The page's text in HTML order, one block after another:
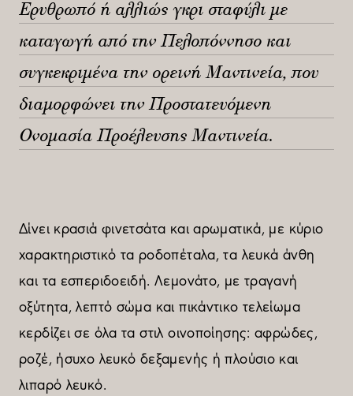
Ερυθρωπό ή αλλιώς γκρι σταφύλι με
καταγωγή από την Πελοπόννησο και
συγκεκριμένα την ορεινή Μαντινεία, που
διαμορφώνει την Προστατευόμενη
Ονομασία Προέλευσης Μαντινεία.
Δίνει κρασιά φινετσάτα και αρωματικά, με κύριο
χαρακτηριστικό τα ροδοπέταλα, τα λευκά άνθη
και τα εσπεριδοειδή. Λεμονάτο, με τραγανή
οξύτητα, λεπτό σώμα και πικάντικο τελείωμα
κερδίζει σε όλα τα στιλ οινοποίησης: αφρώδες,
ροζέ, ήσυχο λευκό δεξαμενής ή πλούσιο και
λιπαρό λευκό.